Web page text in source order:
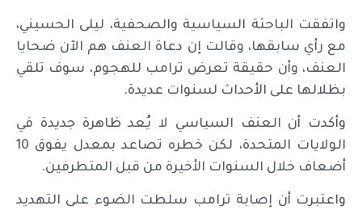
واتفقت الباحثة السياسية والصحفية، ليلى الحسيني،
مع رأي سابقها، وقالت إن دعاة العنف هم الآن ضحايا
العنف، وأن حقيقة تعرض ترامب للهجوم، سوف تلقي
بظلالها على الأحداث لسنوات عديدة.
وأكدت أن العنف السياسي لا يُعد ظاهرة جديدة في
الولايات المتحدة، لكن خطره تصاعد بمعدل يفوق 10
أضعاف خلال السنوات الأخيرة من قبل المتطرفين.
واعتبرت أن إصابة ترامب سلطت الضوء على التهديد